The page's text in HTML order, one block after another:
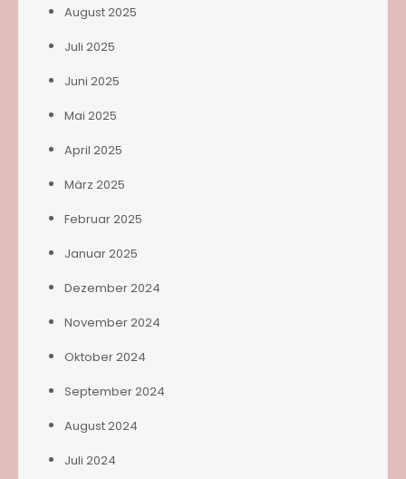
August 2025
Juli 2025
Juni 2025
Mai 2025
April 2025
März 2025
Februar 2025
Januar 2025
Dezember 2024
November 2024
Oktober 2024
September 2024
August 2024
Juli 2024